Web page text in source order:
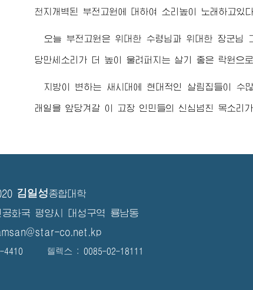
천지개벽된 부전고원에 대하여 소리높이 노래하고있다.
오늘 부전고원은 위대한 수령님 과 위대한 장군님
당만세소리가 더 높이 울려퍼지는 살기 좋은 락원으
지방이 변하는 새시대에 현대적인 살림집들이 수
래일을 앞당겨갈 이 고장 인민들의 신심넘친 목소리
김일성종합대학
공화국 평양시 대성구역 룡남동
co.net.kp
4410 텔렉스 : 0085-02-18111